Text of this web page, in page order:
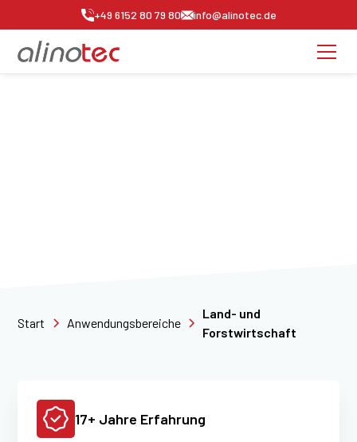
+49 6152 80 79 80 info@alinotec.de
Videoüberwachung für
Start Anwendungsbereiche
Land- und
Forstwirtschaft
17+ Jahre Erfahrung